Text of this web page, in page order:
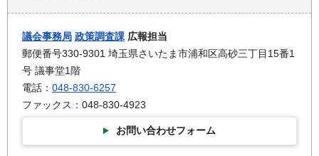
議会事務局 政策調査課 広報担当
郵便番号330-9301 埼玉県さいたま市浦和区高砂三丁目15番1
号 議事堂1階
電話： 048-830-6257
ファックス：048-830-4923
お問い合わせフォーム